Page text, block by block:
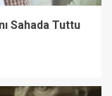
Sahada Tuttu